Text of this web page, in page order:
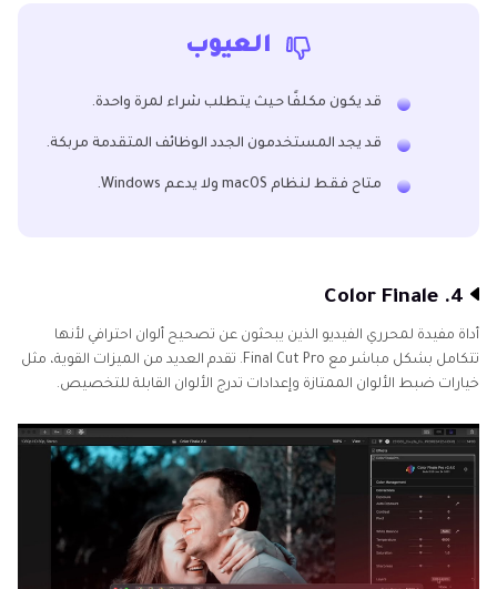
العيوب
قد يكون مكلفًا حيث يتطلب شراء لمرة واحدة.
قد يجد المستخدمون الجدد الوظائف المتقدمة مربكة.
متاح فقط لنظام macOS ولا يدعم Windows.
4. Color Finale
أداة مفيدة لمحرري الفيديو الذين يبحثون عن تصحيح ألوان احترافي لأنها
تتكامل بشكل مباشر مع Final Cut Pro. تقدم العديد من الميزات القوية، مثل
خيارات ضبط الألوان الممتازة وإعدادات تدرج الألوان القابلة للتخصيص.